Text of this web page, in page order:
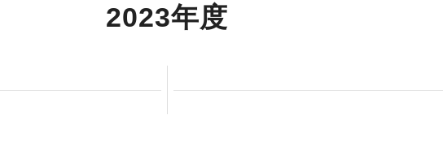
2023年度